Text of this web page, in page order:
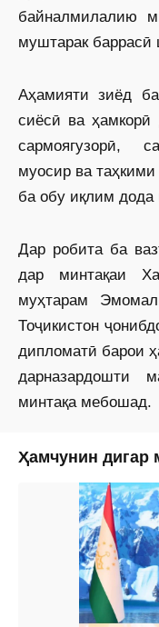
байналмилалию
муштарак баррасӣ
Аҳамияти зиёд
сиёсӣ ва ҳамкорӣ
сармоягузорӣ,
муосир ва
ба обу иқлим дода
Дар робита ба
дар минтақаи
муҳтарам
Тоҷикистон
дипломатӣ барои
дарназардошти
минтақа мебошад.
Ҳамчунин дигар